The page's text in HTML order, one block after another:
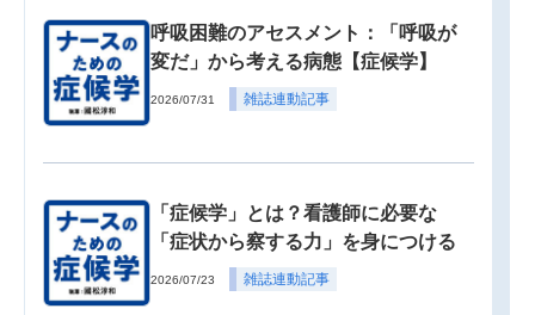
呼吸困難のアセスメント：「呼吸が
変だ」から考える病態【症候学】
2026/07/31 雑誌連動記事
「症候学」とは？看護師に必要な
「症状から察する力」を身につける
2026/07/23 雑誌連動記事